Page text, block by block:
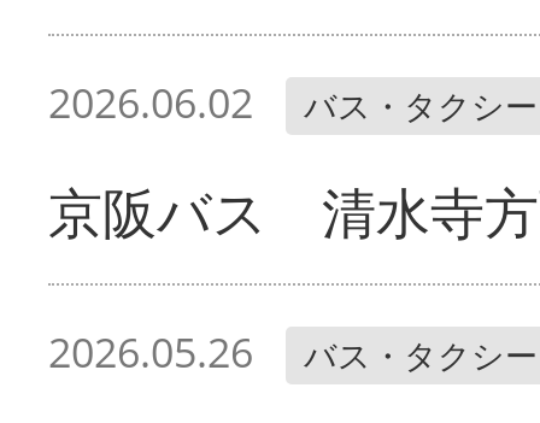
2026.06.02 バス・タクシー
京阪バス 清水寺
2026.05.26 バス・タクシー